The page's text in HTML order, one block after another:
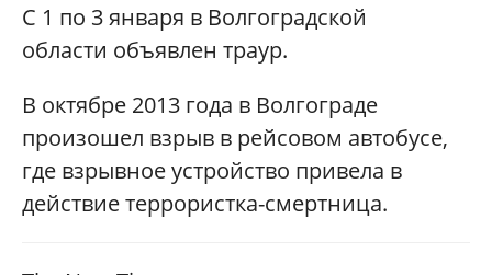
С 1 по 3 января в Волгоградской
области объявлен траур.
В октябре 2013 года в Волгограде
произошел взрыв в рейсовом автобусе,
где взрывное устройство привела в
действие террористка-смертница.